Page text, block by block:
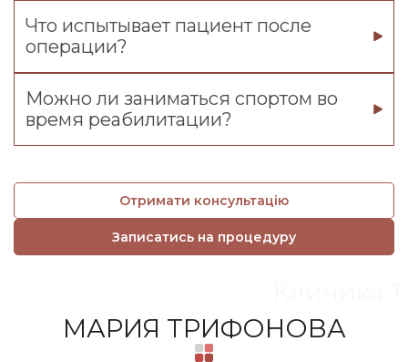
Что испытывает пациент после
операции?
Можно ли заниматься спортом во
время реабилитации?
Отримати консультацію
Записатись на процедуру
МАРИЯ ТРИФОНОВА